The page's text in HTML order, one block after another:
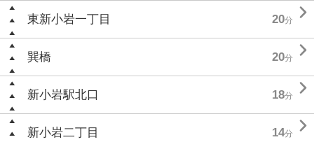
東新小岩一丁目 20分 
巽橋 20分 
新小岩駅北口 18分 
新小岩二丁目 14分 